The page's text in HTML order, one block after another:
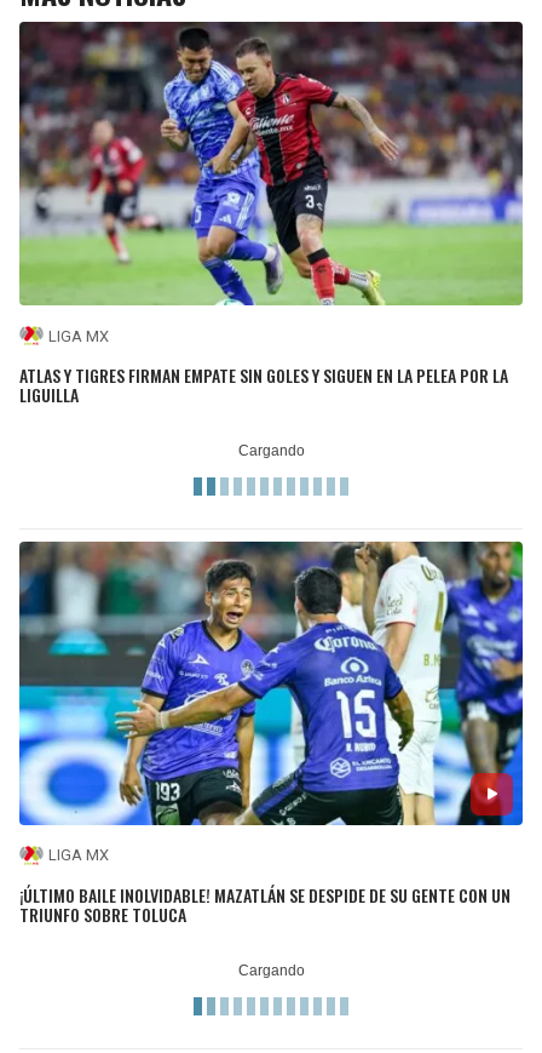
LIGA MX
ATLAS Y TIGRES FIRMAN EMPATE SIN GOLES Y SIGUEN EN LA PELEA POR LA
LIGUILLA
LIGA MX
¡ÚLTIMO BAILE INOLVIDABLE! MAZATLÁN SE DESPIDE DE SU GENTE CON UN
TRIUNFO SOBRE TOLUCA